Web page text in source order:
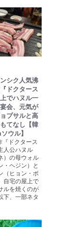
シク人気沸
ドクタース
でハヌル一
会、元気が
プサルと高
てなし【韓
ウル】
『ドクタース
人公ハヌル
）の母ウォル
・ヘジン）と
（ヒョン・ボ
自宅の屋上で
ルを焼くのが
下、一部ネタ